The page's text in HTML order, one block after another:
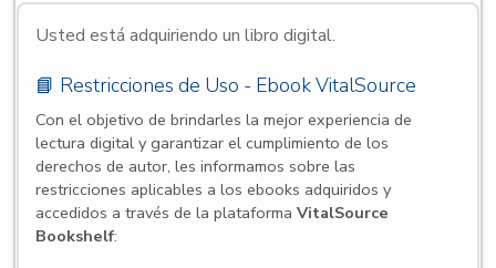
Usted está adquiriendo un libro digital.
📘 Restricciones de Uso - Ebook VitalSource
Con el objetivo de brindarles la mejor experiencia de
lectura digital y garantizar el cumplimiento de los
derechos de autor, les informamos sobre las
restricciones aplicables a los ebooks adquiridos y
accedidos a través de la plataforma VitalSource
Bookshelf: